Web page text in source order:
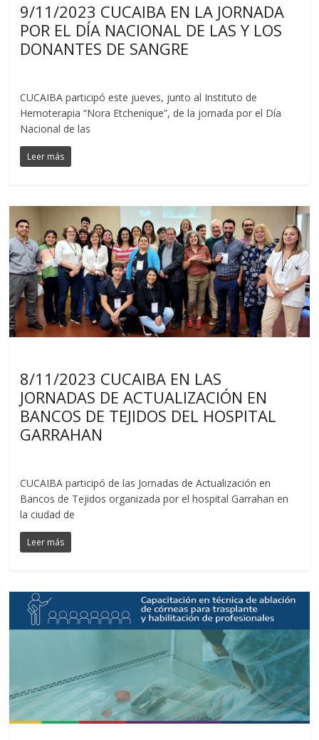
9/11/2023 CUCAIBA EN LA JORNADA
POR EL DÍA NACIONAL DE LAS Y LOS
DONANTES DE SANGRE
CUCAIBA participó este jueves, junto al Instituto de
Hemoterapia “Nora Etchenique”, de la jornada por el Día
Nacional de las
Leer más
8/11/2023 CUCAIBA EN LAS
JORNADAS DE ACTUALIZACIÓN EN
BANCOS DE TEJIDOS DEL HOSPITAL
GARRAHAN
CUCAIBA participó de las Jornadas de Actualización en
Bancos de Tejidos organizada por el hospital Garrahan en
la ciudad de
Leer más